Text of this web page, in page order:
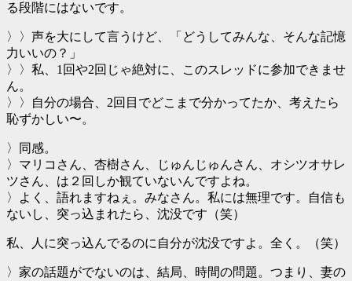
る段階にはないです。
〉〉声を大にして言うけど、「どうしてみんな、そんな記憶
力いいの？」
〉〉私、1回や2回じゃ絶対に、このスレッドに参加できませ
ん。
〉〉自分の場合、2回目でどこまで分かってたか、考えたら
恥ずかしい〜。
〉同感。
〉マリコさん、杏樹さん、じゅんじゅんさん、オシツオサレ
ツさん、は２回しか観ていないんですよね。
〉よく、語れますねぇ。みなさん。私には無理です。自信も
ないし、突っ込まれたら、沈没です（笑）
私、人に突っ込んでるのに自分が沈没ですよ。全く。（笑）
〉家の話題がでないのは、結局、時間の問題。つまり、妻の